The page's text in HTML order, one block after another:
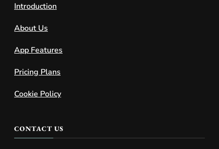
Introduction
About Us
App Features
Pricing Plans
Cookie Policy
CONTACT US